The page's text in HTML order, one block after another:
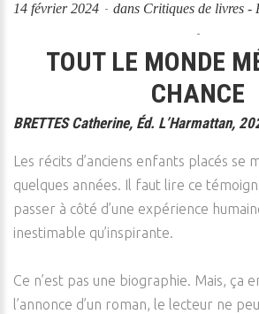
14 février 2024 dans Critiques de livres -
TOUT LE MONDE
CHANCE
BRETTES Catherine, Éd. L’Harmattan,
Les récits d’anciens enfants placés se
quelques années. Il faut lire ce
passer à côté d’une expérience
inestimable qu’inspirante.
Ce n’est pas une biographie. Mais, ça
l’annonce d’un roman, le lecteur ne